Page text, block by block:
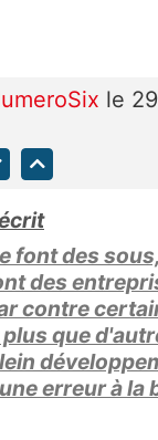
le
font des
des
contre
que
erreur à la